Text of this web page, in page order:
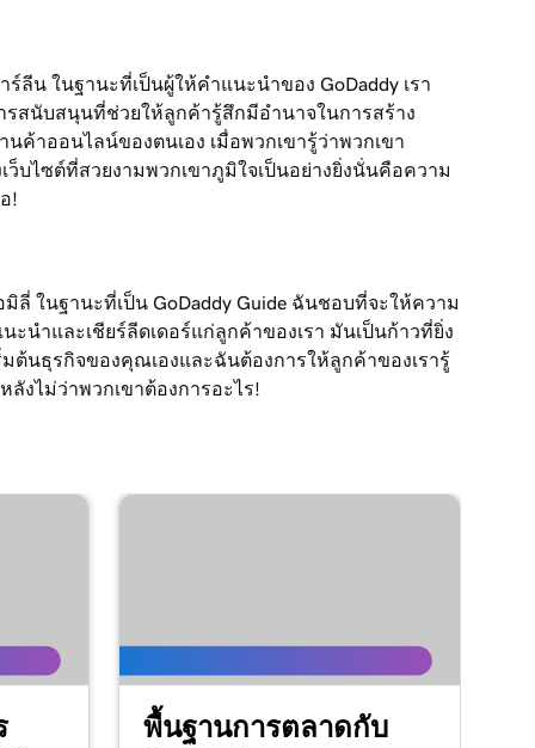
ลีน ในฐานะที่เป็นผู้ให้คำแนะนำของ GoDaddy เรา
รสนับสนุนที่ช่วยให้ลูกค้ารู้สึกมีอำนาจในการสร้าง
นค้าออนไลน์ของตนเอง เมื่อพวกเขารู้ว่าพวกเขา
ว็บไซต์ที่สวยงามพวกเขาภูมิใจเป็นอย่างยิ่งนั่นคือความ
!
ลี่ ในฐานะที่เป็น GoDaddy Guide ฉันชอบที่จะให้ความ
ะนำและเชียร์ลีดเดอร์แก่ลูกค้าของเรา มันเป็นก้าวที่ยิ่ง
ต้นธุรกิจของคุณเองและฉันต้องการให้ลูกค้าของเรารู้
ลังไม่ว่าพวกเขาต้องการอะไร!
พื้นฐานการตลาดกับ